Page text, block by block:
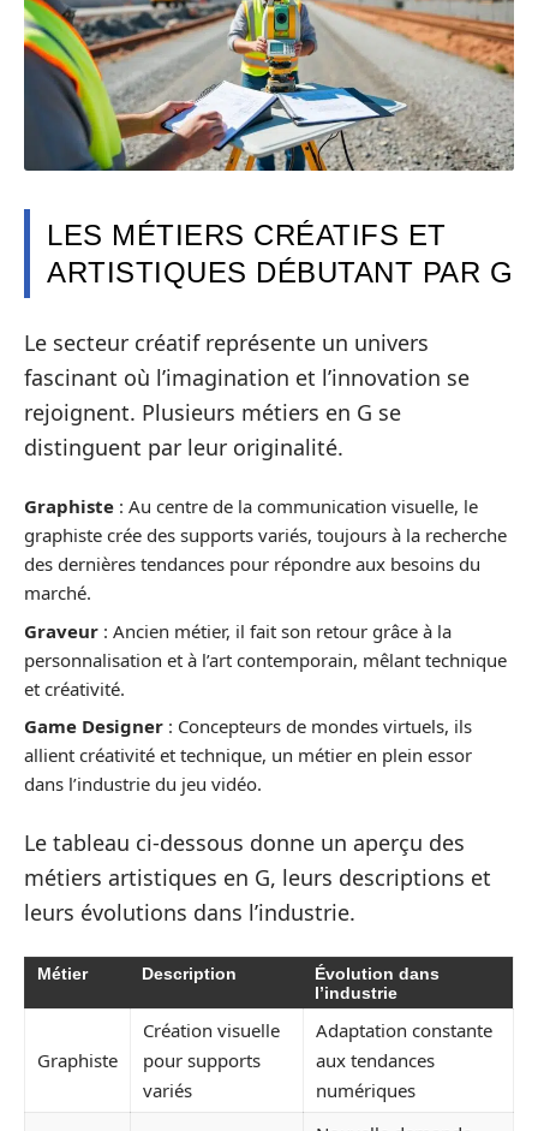
LES MÉTIERS CRÉATIFS ET
ARTISTIQUES DÉBUTANT PAR G
Le secteur créatif représente un univers
fascinant où l’imagination et l’innovation se
rejoignent. Plusieurs métiers en G se
distinguent par leur originalité.
Graphiste : Au centre de la communication visuelle, le
graphiste crée des supports variés, toujours à la recherche
des dernières tendances pour répondre aux besoins du
marché.
Graveur : Ancien métier, il fait son retour grâce à la
personnalisation et à l’art contemporain, mêlant technique
et créativité.
Game Designer : Concepteurs de mondes virtuels, ils
allient créativité et technique, un métier en plein essor
dans l’industrie du jeu vidéo.
Le tableau ci-dessous donne un aperçu des
métiers artistiques en G, leurs descriptions et
leurs évolutions dans l’industrie.
Métier Description
Évolution dans
l’industrie
Graphiste
Création visuelle
pour supports
variés
Adaptation constante
aux tendances
numériques